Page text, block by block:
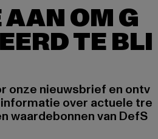
OM G
TE BLI
onze nieuwsbrief en ontv
over actuele tre
waardebonnen van DefS